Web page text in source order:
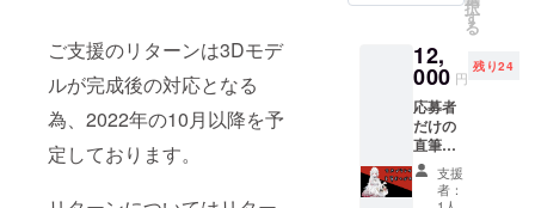
ご支援のリターンは3Dモデ
ルが完成後の対応となる
為、2022年の10月以降を予
定しております。
＊15cm択
す
る
12,
000 円
残り24
応募者
だけの
直筆お
手紙と
チェキ
を送ら
支援
者：